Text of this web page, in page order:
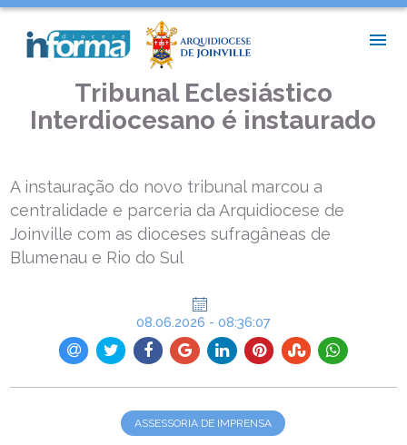
TRIBUNAL ECLESIÁSTICO INTERDIOCESANO É INSTAURADO
Tribunal Eclesiástico
Interdiocesano é instaurado
A instauração do novo tribunal marcou a
centralidade e parceria da Arquidiocese de
Joinville com as dioceses sufragâneas de
Blumenau e Rio do Sul
08.06.2026 - 08:36:07
ASSESSORIA DE IMPRENSA